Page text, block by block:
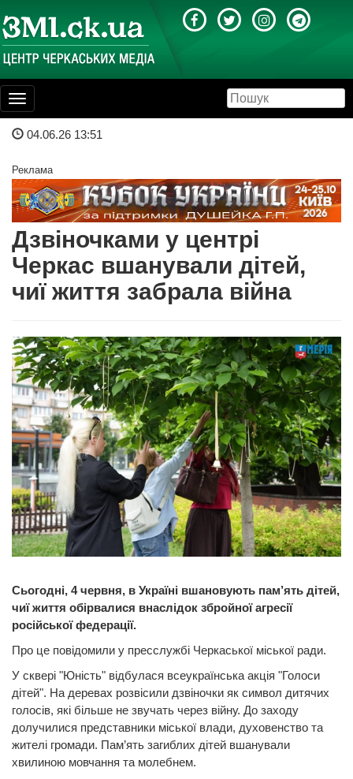
Toggle
navigation
04.06.26 13:51
Реклама
Дзвіночками у центрі
Черкас вшанували дітей,
чиї життя забрала війна
Сьогодні, 4 червня, в Україні вшановують пам’ять дітей,
чиї життя обірвалися внаслідок збройної агресії
російської федерації.
Про це повідомили у пресслужбі Черкаської міської ради.
У сквері "Юність" відбулася всеукраїнська акція "Голоси
дітей". На деревах розвісили дзвіночки як символ дитячих
голосів, які більше не звучать через війну. До заходу
долучилися представники міської влади, духовенство та
жителі громади. Пам’ять загиблих дітей вшанували
хвилиною мовчання та молебнем.